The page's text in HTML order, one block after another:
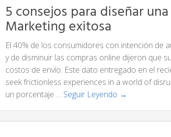
5 consejos para diseñar
Marketing exitosa
El 40% de los consumidores con intención de
y de disminuir las compras online dijeron que
costos de envío. Este dato entregado en el
seek frictionless experiences in a world of
un porcentaje … Seguir Leyendo →